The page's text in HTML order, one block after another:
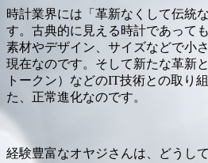
時計業界には「革新なくして伝統
す。古典的に見える時計であって
素材やデザイン、サイズなどで小
現在なのです。そして新たな革新
トークン）などのIT技術との取り
た、正常進化なのです。
経験豊富なオヤジさんは、どうし